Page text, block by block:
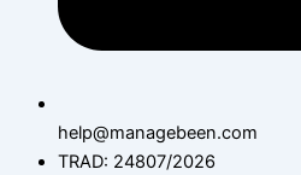
help@managebeen.com
TRAD: 24807/2026